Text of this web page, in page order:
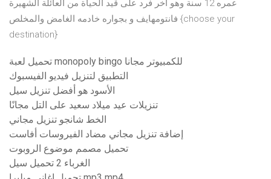
عمره 12 سنة وهو آخر فرد على قيد الحياة من العائلة الشهيرة
فانتومهايف و بجواره خادمه الغامض والمخلص {choose your
destination}
تحميل لعبة monopoly bingo للكمبيوتر مجانا
التطبيق لتنزيل فيديو الفيسبوك
الأسود هو أفضل تنزيل سيل
تنزيلات عيد ميلاد سعيد على التل مجانًا
الخط شانجو تنزيل مجاني
إضافة تنزيل مجاني مضاد الفيروسات أفاست
تحميل مصمم موضوع الروبوت
الغرباء 2 تحميل سيل